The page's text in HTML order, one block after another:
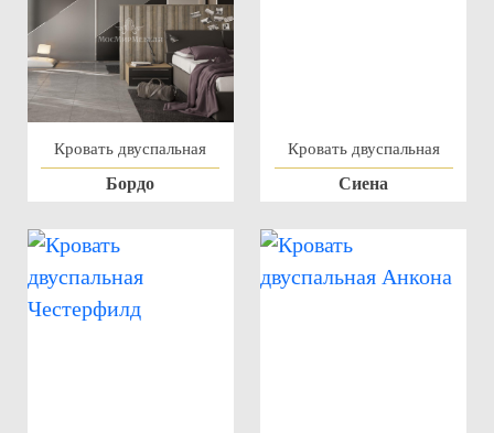
Кровать двуспальная
Бордо
Кровать двуспальная
Сиена